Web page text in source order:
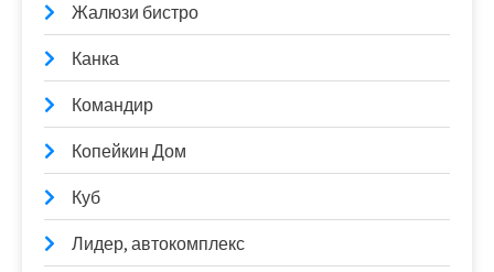
Жалюзи бистро
Канка
Командир
Копейкин Дом
Куб
Лидер, автокомплекс